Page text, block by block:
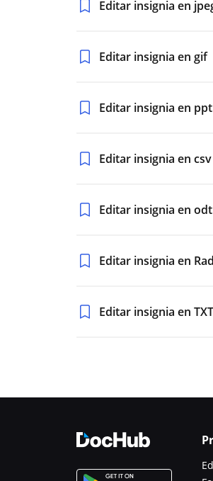
Editar insignia en
Editar insignia en gif
Editar insignia en ppt
Editar insignia en csv
Editar insignia en odt
Editar insignia en
Editar insignia en TXT